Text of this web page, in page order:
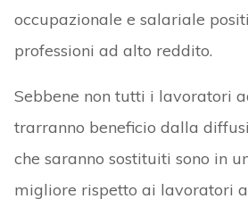
occupazionale e salariale
professioni ad alto reddito.
Sebbene non tutti i lavoratori
trarranno beneficio dalla
che saranno sostituiti sono in
migliore rispetto ai lavoratori